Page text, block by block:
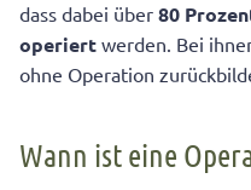
dass dabei über 80
operiert werden. Bei
ohne Operation
Wann ist eine